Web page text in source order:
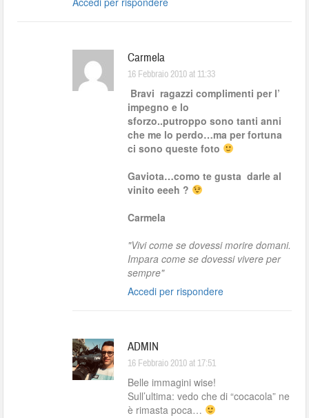
Carmela
16 Febbraio 2010 at 11:33
Bravi ragazzi complimenti per l’
impegno e lo
sforzo..putroppo sono tanti anni
che me lo perdo…ma per fortuna
ci sono queste foto
Gaviota…como te gusta darle al
vinito eeeh ?
Carmela
"Vivi come se dovessi morire domani.
Impara come se dovessi vivere per
sempre"
Accedi per rispondere
ADMIN
16 Febbraio 2010 at 17:51
Belle immagini wise!
Sull’ultima: vedo che di “cocacola” ne
è rimasta poca…